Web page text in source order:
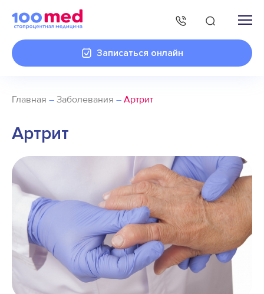
Записаться онлайн
Главная – Заболевания – Артрит
Артрит